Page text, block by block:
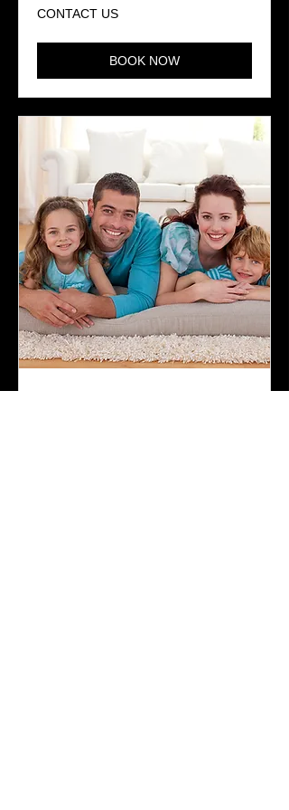
CONTACT
US
CONTACT US
BOOK NOW